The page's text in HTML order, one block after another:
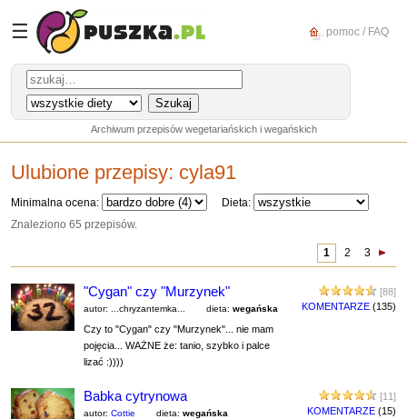
☰ pomoc / FAQ
Archiwum przepisów wegetariańskich i wegańskich
Ulubione przepisy: cyla91
Minimalna ocena:
Dieta:
Znaleziono 65 przepisów.
1 2 3
[88]
KOMENTARZE (135)
"Cygan" czy "Murzynek"
autor: ...chryzantemka... dieta: wegańska
Czy to "Cygan" czy "Murzynek"... nie mam
pojęcia... WAŻNE że: tanio, szybko i palce
lizać :))))
[11]
KOMENTARZE (15)
Babka cytrynowa
autor: Cottie dieta: wegańska